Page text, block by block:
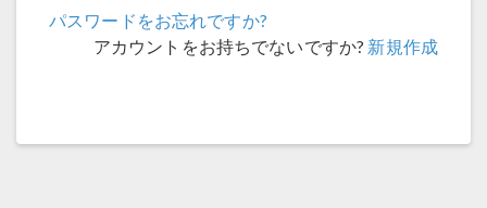
パスワードをお忘れですか?
アカウントをお持ちでないですか? 新規作成